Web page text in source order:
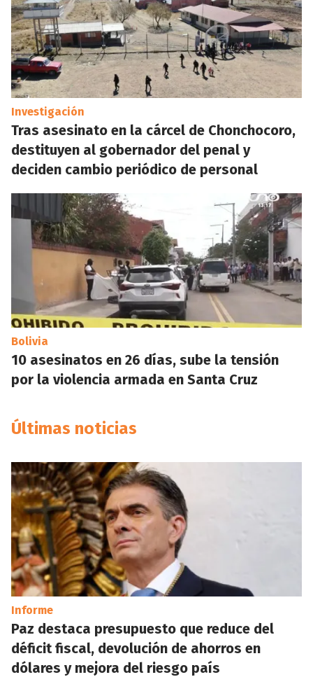
Investigación
Tras asesinato en la cárcel de Chonchocoro,
destituyen al gobernador del penal y
deciden cambio periódico de personal
Bolivia
10 asesinatos en 26 días, sube la tensión
por la violencia armada en Santa Cruz
Últimas noticias
Informe
Paz destaca presupuesto que reduce del
déficit fiscal, devolución de ahorros en
dólares y mejora del riesgo país